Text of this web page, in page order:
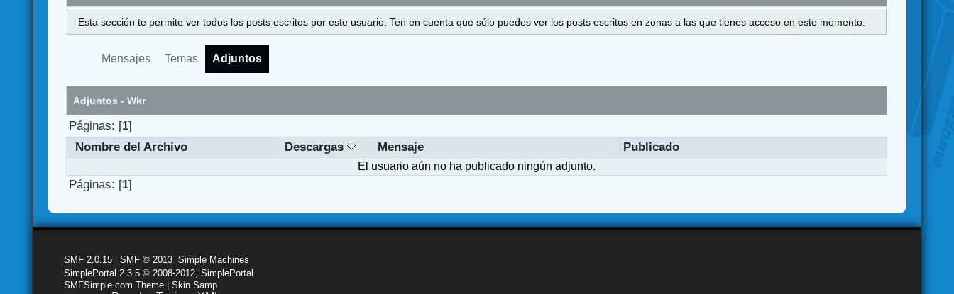
Esta sección te permite ver todos los posts escritos por este usuario. Ten en cuenta que sólo puedes ver los posts escritos en zonas a las que tienes acceso en este momento.
Mensajes Temas Adjuntos
Adjuntos - Wkr
Páginas: [1]
Nombre del Archivo
Descargas Mensaje Publicado
El usuario aún no ha publicado ningún adjunto.
Páginas: [1]
SMF 2.0.15 |SMF © 2013 ,Simple Machines
SimplePortal 2.3.5 © 2008-2012, SimplePortal
SMFSimple.com Theme | Skin Samp